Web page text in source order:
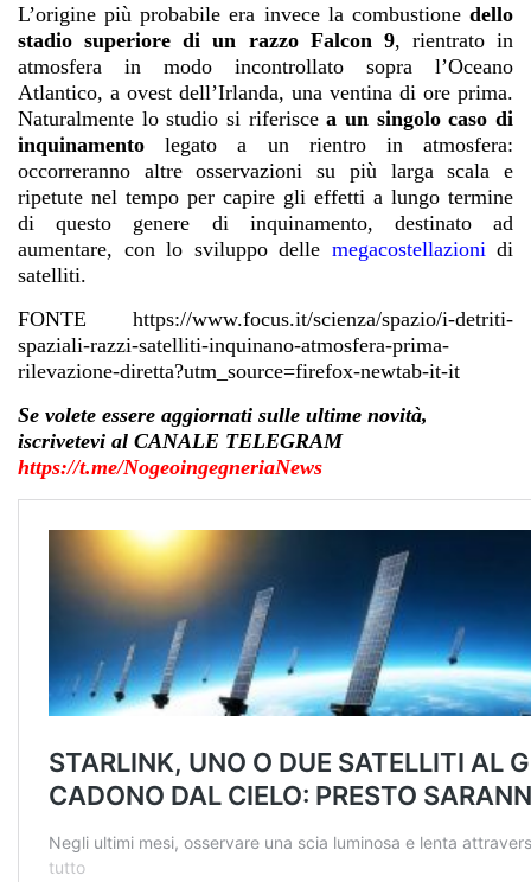
L’origine più probabile era invece la combustionedello
stadio superiore di un razzo Falcon 9, rientrato in
atmosfera in modo incontrollato sopra l’Oceano
Atlantico, a ovest dell’Irlanda, una ventina di ore prima.
Naturalmente lo studio si riferiscea un singolo caso di
inquinamento legato a un rientro in atmosfera:
occorreranno altre osservazioni su più larga scala e
ripetute nel tempo per capire gli effetti a lungo termine
di questo genere di inquinamento, destinato ad
aumentare, con lo sviluppo delle megacostellazioni di
satelliti.
FONTE https://www.focus.it/scienza/spazio/i-detriti-
spaziali-razzi-satelliti-inquinano-atmosfera-prima-
rilevazione-diretta?utm_source=firefox-newtab-it-it
Se volete essere aggiornati sulle ultime novità,
iscrivetevi al CANALE TELEGRAM
https://t.me/NogeoingegneriaNews